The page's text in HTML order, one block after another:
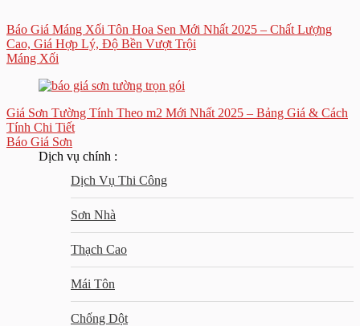
Báo Giá Máng Xối Tôn Hoa Sen Mới Nhất 2025 – Chất Lượng
Cao, Giá Hợp Lý, Độ Bền Vượt Trội
Máng Xối
Giá Sơn Tường Tính Theo m2 Mới Nhất 2025 – Bảng Giá & Cách
Tính Chi Tiết
Báo Giá Sơn
Dịch vụ chính :
Dịch Vụ Thi Công
Sơn Nhà
Thạch Cao
Mái Tôn
Chống Dột